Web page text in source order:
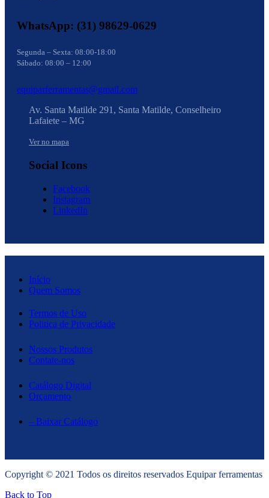
WhatsApp: (31) 98629-0629
Segunda – Sexta: 08:00-18:00
Sábado: 08:00 – 12:00
equiparferramentas@gmail.com
Av. Santa Matilde 291, Santa Matilde, Conselheiro
Lafaiete – MG
Ver no mapa
Social Icons
Facebook
Instagram
LinkedIn
Início
Quem Somos
Termos de Uso
Politica de Privacidade
Nossos Produtos
Contate-nos
Catálogo Digital
Orçamento
– Baixar Catálogo
Copyright © 2021 Todos os direitos reservados Equipar ferramentas
Back to Top